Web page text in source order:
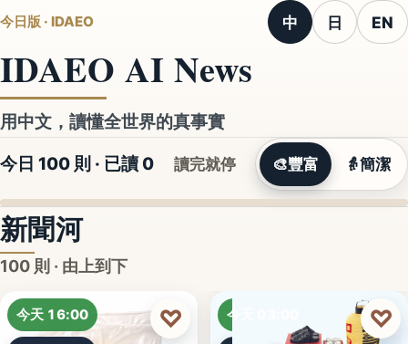
今日版 · IDAEO 中 日 EN
IDAEO AI News
用中文，讀懂全世界的真事實
今日 100 則 · 已讀 0 讀完就停 🎨豐富 👵簡潔
新聞河
100 則 · 由上到下
今天 16:00 ♡ 今天 03:00 ♡